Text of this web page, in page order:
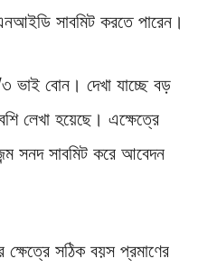
সাবমিট করতে পারেন।
ভাই বোন। দেখা যাচ্ছে বড়
লেখা হয়েছে। এক্ষেত্রে
সনদ সাবমিট করে আবেদন
ক্ষেত্রে সঠিক বয়স প্রমাণের